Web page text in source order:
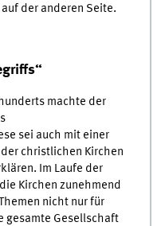
der anderen Seite.
machte der
sei auch mit einer
christlichen Kirchen
Im Laufe der
Kirchen zunehmend
nicht nur für
gesamte Gesellschaft